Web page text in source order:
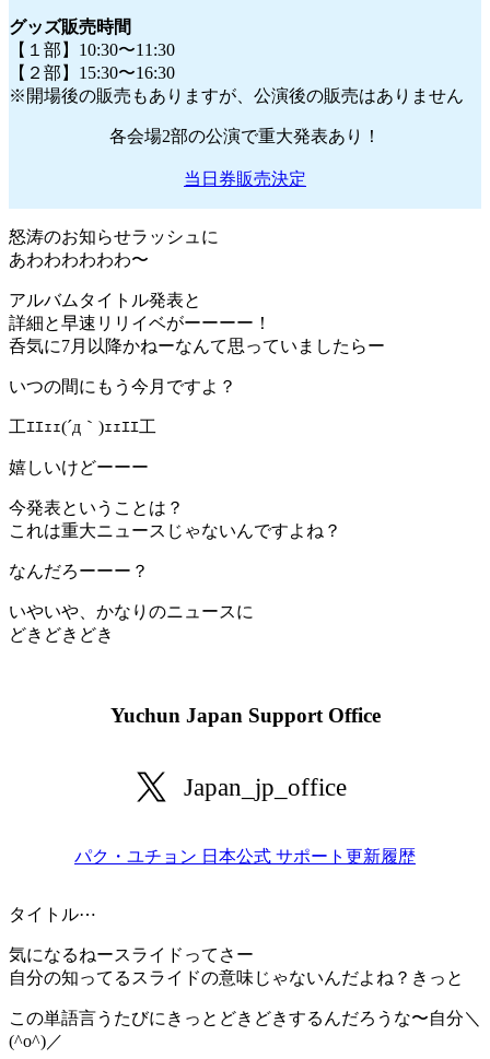
グッズ販売時間
【１部】10:30〜11:30
【２部】15:30〜16:30
※開場後の販売もありますが、公演後の販売はありません
各会場2部の公演で重大発表あり！
当日券販売決定
怒涛のお知らせラッシュに
あわわわわわわ〜
アルバムタイトル発表と
詳細と早速リリイベがーーーー！
呑気に7月以降かねーなんて思っていましたらー
いつの間にもう今月ですよ？
工ｴｴｪｪ(´д｀)ｪｪｴｴ工
嬉しいけどーーー
今発表ということは？
これは重大ニュースじゃないんですよね？
なんだろーーー？
いやいや、かなりのニュースに
どきどきどき
Yuchun Japan Support Office
Japan_jp_office
パク・ユチョン 日本公式 サポート更新履歴
タイトル⋯
気になるねースライドってさー
自分の知ってるスライドの意味じゃないんだよね？きっと
この単語言うたびにきっとどきどきするんだろうな〜自分＼
(^o^)／